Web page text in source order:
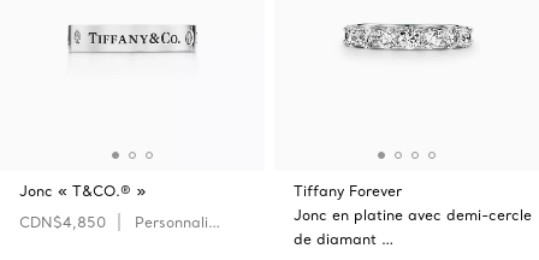
Jonc « T&CO.® »
CDN$4,850
Personnaliser
Tiffany Forever
Jonc en platine avec demi-cercle
de diamant …